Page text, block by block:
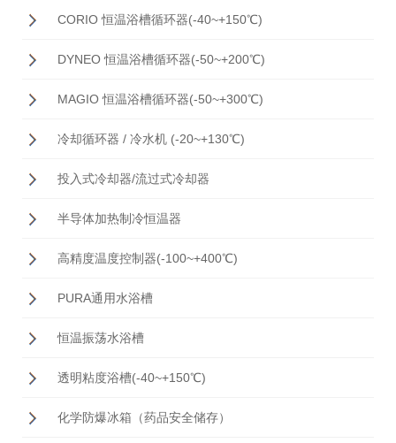
CORIO 恒温浴槽循环器(-40~+150℃)
DYNEO 恒温浴槽循环器(-50~+200℃)
MAGIO 恒温浴槽循环器(-50~+300℃)
冷却循环器 / 冷水机 (-20~+130℃)
投入式冷却器/流过式冷却器
半导体加热制冷恒温器
高精度温度控制器(-100~+400℃)
PURA通用水浴槽
恒温振荡水浴槽
透明粘度浴槽(-40~+150℃)
化学防爆冰箱（药品安全储存）